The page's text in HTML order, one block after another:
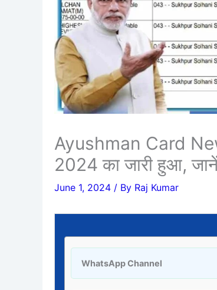
Ayushman Card
2024 का जारी हुआ, जानें
June 1, 2024 / By Raj Kumar
WhatsApp Channel